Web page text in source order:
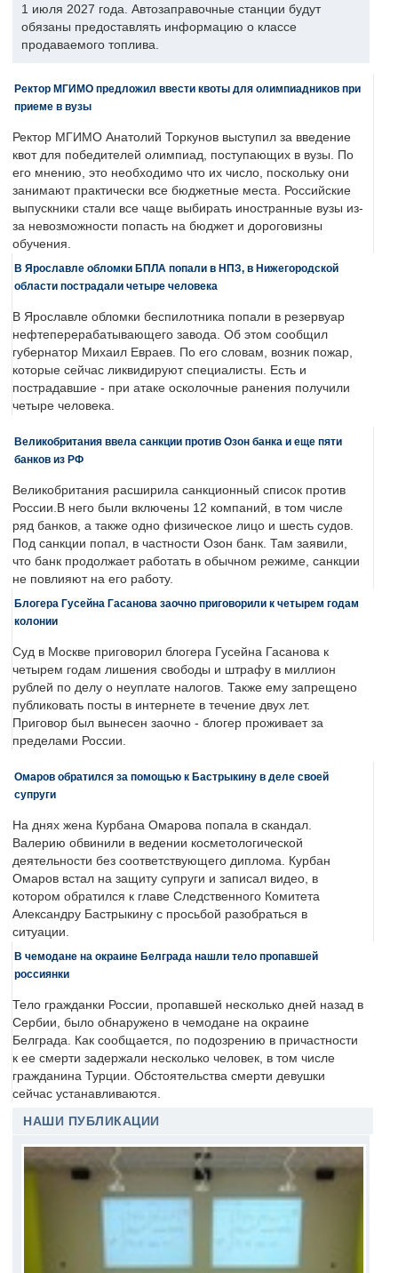
1 июля 2027 года. Автозаправочные станции будут
обязаны предоставлять информацию о классе
продаваемого топлива.
Ректор МГИМО предложил ввести квоты для олимпиадников при
приеме в вузы
Ректор МГИМО Анатолий Торкунов выступил за введение
квот для победителей олимпиад, поступающих в вузы. По
его мнению, это необходимо что их число, поскольку они
занимают практически все бюджетные места. Российские
выпускники стали все чаще выбирать иностранные вузы из-
за невозможности попасть на бюджет и дороговизны
обучения.
В Ярославле обломки БПЛА попали в НПЗ, в Нижегородской
области пострадали четыре человека
В Ярославле обломки беспилотника попали в резервуар
нефтеперерабатывающего завода. Об этом сообщил
губернатор Михаил Евраев. По его словам, возник пожар,
которые сейчас ликвидируют специалисты. Есть и
пострадавшие - при атаке осколочные ранения получили
четыре человека.
Великобритания ввела санкции против Озон банка и еще пяти
банков из РФ
Великобритания расширила санкционный список против
России.В него были включены 12 компаний, в том числе
ряд банков, а также одно физическое лицо и шесть судов.
Под санкции попал, в частности Озон банк. Там заявили,
что банк продолжает работать в обычном режиме, санкции
не повлияют на его работу.
Блогера Гусейна Гасанова заочно приговорили к четырем годам
колонии
Суд в Москве приговорил блогера Гусейна Гасанова к
четырем годам лишения свободы и штрафу в миллион
рублей по делу о неуплате налогов. Также ему запрещено
публиковать посты в интернете в течение двух лет.
Приговор был вынесен заочно - блогер проживает за
пределами России.
Омаров обратился за помощью к Бастрыкину в деле своей
супруги
На днях жена Курбана Омарова попала в скандал.
Валерию обвинили в ведении косметологической
деятельности без соответствующего диплома. Курбан
Омаров встал на защиту супруги и записал видео, в
котором обратился к главе Следственного Комитета
Александру Бастрыкину с просьбой разобраться в
ситуации.
В чемодане на окраине Белграда нашли тело пропавшей
россиянки
Тело гражданки России, пропавшей несколько дней назад в
Сербии, было обнаружено в чемодане на окраине
Белграда. Как сообщается, по подозрению в причастности
к ее смерти задержали несколько человек, в том числе
гражданина Турции. Обстоятельства смерти девушки
сейчас устанавливаются.
НАШИ ПУБЛИКАЦИИ